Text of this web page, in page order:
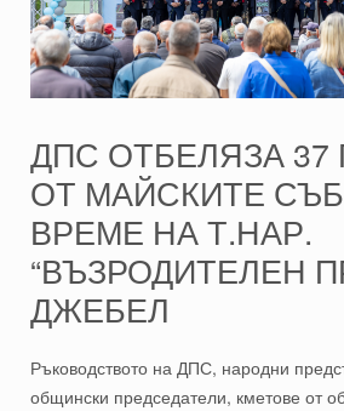
ДПС ОТБЕЛЯЗА 37
ОТ МАЙСКИТЕ
ВРЕМЕ НА Т.НАР.
“ВЪЗРОДИТЕЛЕН
ДЖЕБЕЛ
Ръководството на ДПС, народни
общински председатели, кметове от